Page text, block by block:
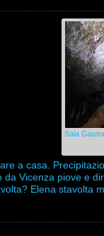
Sala
a casa.
Vicenza piove e
Elena stavolta